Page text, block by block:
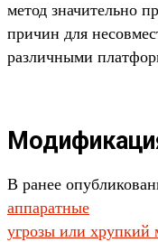
метод значительно
причин для
различными
В ранее
аппаратные
угрозы или хрупкий